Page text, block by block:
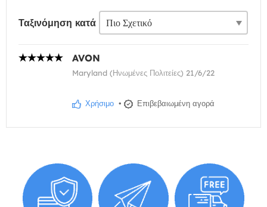
Ταξινόμηση κατά
AVON
Maryland (Ηνωμένες Πολιτείες) 21/6/22
Χρήσιμο • Επιβεβαιωμένη αγορά